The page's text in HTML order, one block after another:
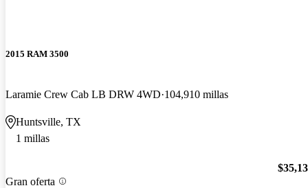
2015 RAM 3500
Laramie Crew Cab LB DRW 4WD 104,910 millas
Huntsville, TX
1 millas
Gran oferta